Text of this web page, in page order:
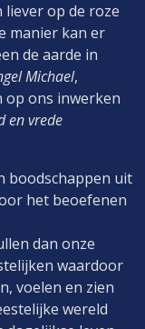
op de roze
manier kan er
de aarde in
Michael,
op ons inwerken
en vrede
boodschappen uit
het beoefenen
dan onze
waardoor
voelen en zien
wereld